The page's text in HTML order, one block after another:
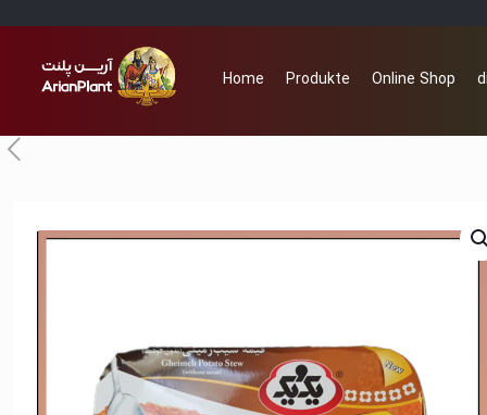
Home Produkte Online Shop